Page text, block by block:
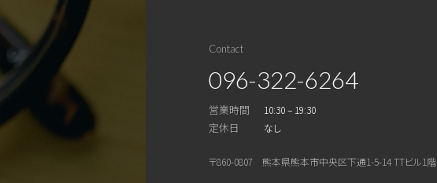
Contact
096-322-6264
営業時間 10:30 – 19:30
定休日 なし
〒860-0807 熊本県熊本市中央区下通1-5-14 TTビル1階